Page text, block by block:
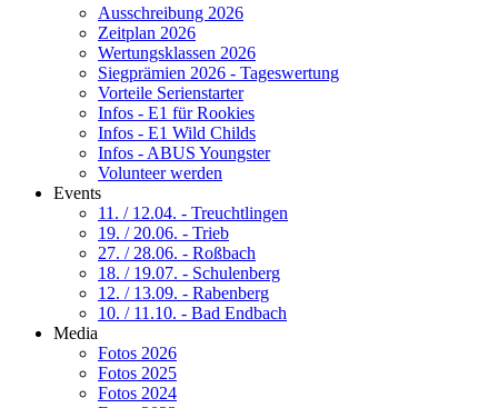
Ausschreibung 2026
Zeitplan 2026
Wertungsklassen 2026
Siegprämien 2026 - Tageswertung
Vorteile Serienstarter
Infos - E1 für Rookies
Infos - E1 Wild Childs
Infos - ABUS Youngster
Volunteer werden
Events
11. / 12.04. - Treuchtlingen
19. / 20.06. - Trieb
27. / 28.06. - Roßbach
18. / 19.07. - Schulenberg
12. / 13.09. - Rabenberg
10. / 11.10. - Bad Endbach
Media
Fotos 2026
Fotos 2025
Fotos 2024